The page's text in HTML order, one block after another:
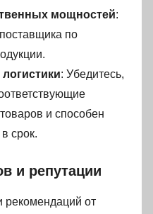
мощностей:
по
: Убедитесь,
и способен
срок.
и репутации
рекомендаций от